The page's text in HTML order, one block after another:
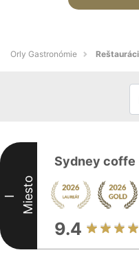
Orly Gastronómie
I Miesto
Sydney coffe
9.4